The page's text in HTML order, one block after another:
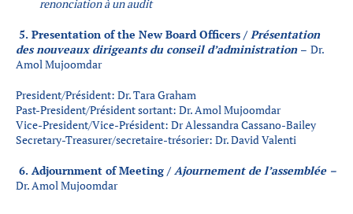
renonciation à un audit
5. Presentation of the New Board Officers /Présentation
des nouveaux dirigeantsdu conseil d’administration – Dr.
Amol Mujoomdar
President/Président: Dr. Tara Graham
Past-President/Président sortant: Dr. Amol Mujoomdar
Vice-President/Vice-Président: Dr Alessandra Cassano-Bailey
Secretary-Treasurer/secretaire-trésorier: Dr. David Valenti
6. Adjournment of Meeting /Ajournement de l’assemblée –
Dr. Amol Mujoomdar